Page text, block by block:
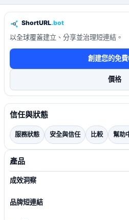
以全球覆蓋建立、分享並治理短連結。
創建您的免費
價格
信任與狀態
服務狀態 安全與信任 比較 幫助
產品
成效洞察
品牌短連結